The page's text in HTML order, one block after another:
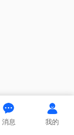
消息 我的